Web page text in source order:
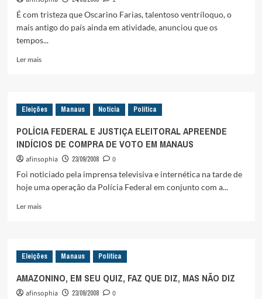
É com tristeza que Oscarino Farias, talentoso ventríloquo, o
mais antigo do país ainda em atividade, anunciou que os
tempos...
Ler maisLeia
PETELECOS
SUPERAM
VERDADEIRO
BONECO
PETELECO
DISPUTA
ELEITORAL
Eleições Manaus Notícia Política
POLÍCIA FEDERAL E JUSTIÇA ELEITORAL APREENDE
INDÍCIOS DE COMPRA DE VOTO EM MANAUS
afinsophia 23/09/2008
0
Foi noticiado pela imprensa televisiva e internética na tarde de
hoje uma operação da Polícia Federal em conjunto com a...
Ler maisLeia
FEDERAL
E
ELEITORAL
APREENDE
Eleições Manaus Política
AMAZONINO, EM SEU QUIZ, FAZ QUE DIZ, MAS NÃO DIZ
afinsophia 23/09/2008
0